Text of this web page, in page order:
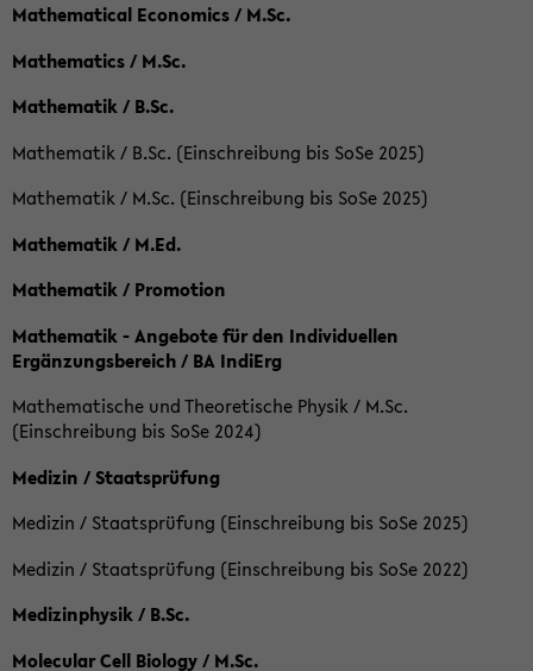
Mathematical Economics / M.Sc.
Mathematics / M.Sc.
Mathematik / B.Sc.
Mathematik / B.Sc. (Einschreibung bis SoSe 2025)
Mathematik / M.Sc. (Einschreibung bis SoSe 2025)
Mathematik / M.Ed.
Mathematik / Promotion
Mathematik - Angebote für den Individuellen
Ergänzungsbereich / BA IndiErg
Mathematische und Theoretische Physik / M.Sc.
(Einschreibung bis SoSe 2024)
Medizin / Staatsprüfung
Medizin / Staatsprüfung (Einschreibung bis SoSe 2025)
Medizin / Staatsprüfung (Einschreibung bis SoSe 2022)
Medizinphysik / B.Sc.
Molecular Cell Biology / M.Sc.